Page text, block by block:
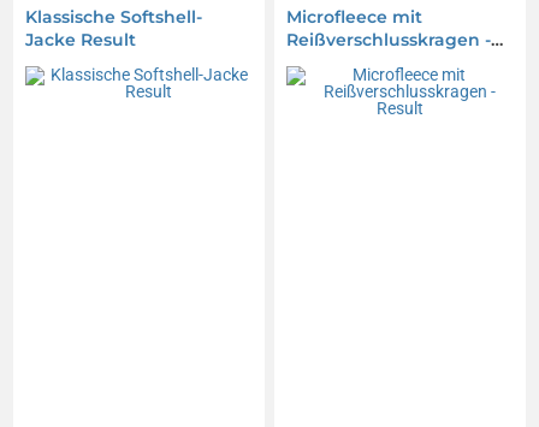
Klassische Softshell-
Jacke Result
Microfleece mit
Reißverschlusskragen -
Result